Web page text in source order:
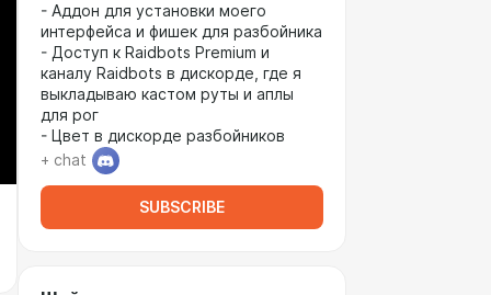
- Аддон для установки моего
интерфейса и фишек для разбойника
- Доступ к Raidbots Premium и
каналу Raidbots в дискорде, где я
выкладываю кастом руты и аплы
для рог
- Цвет в дискорде разбойников
+ chat
SUBSCRIBE